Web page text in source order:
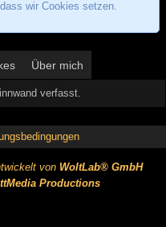
wir Cookies setzen.
Über mich
verfasst.
von WoltLab® GmbH
Productions